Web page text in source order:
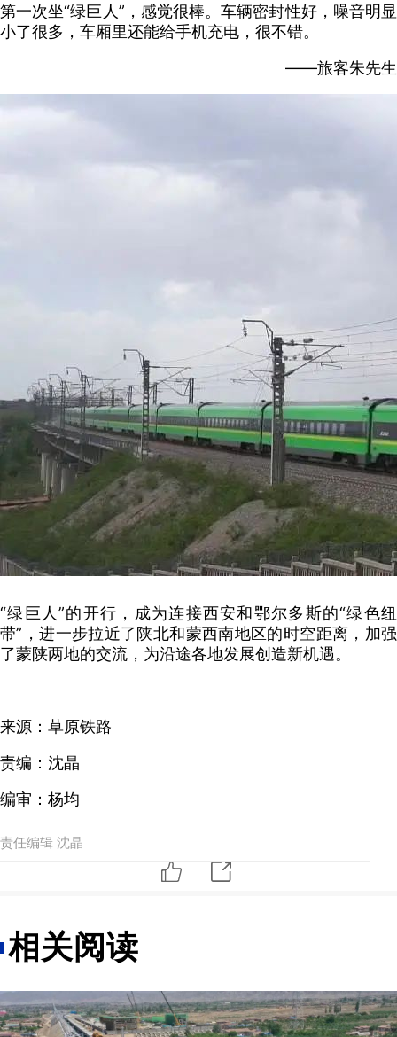
第一次坐“绿巨人”，感觉很棒。车辆密封性好，噪音明显
小了很多，车厢里还能给手机充电，很不错。
——旅客朱先生
“绿巨人”的开行，成为连接西安和鄂尔多斯的“绿色纽
带”，进一步拉近了陕北和蒙西南地区的时空距离，加强
了蒙陕两地的交流，为沿途各地发展创造新机遇。
来源：草原铁路
责编：沈晶
编审：杨均
责任编辑 沈晶
相关阅读